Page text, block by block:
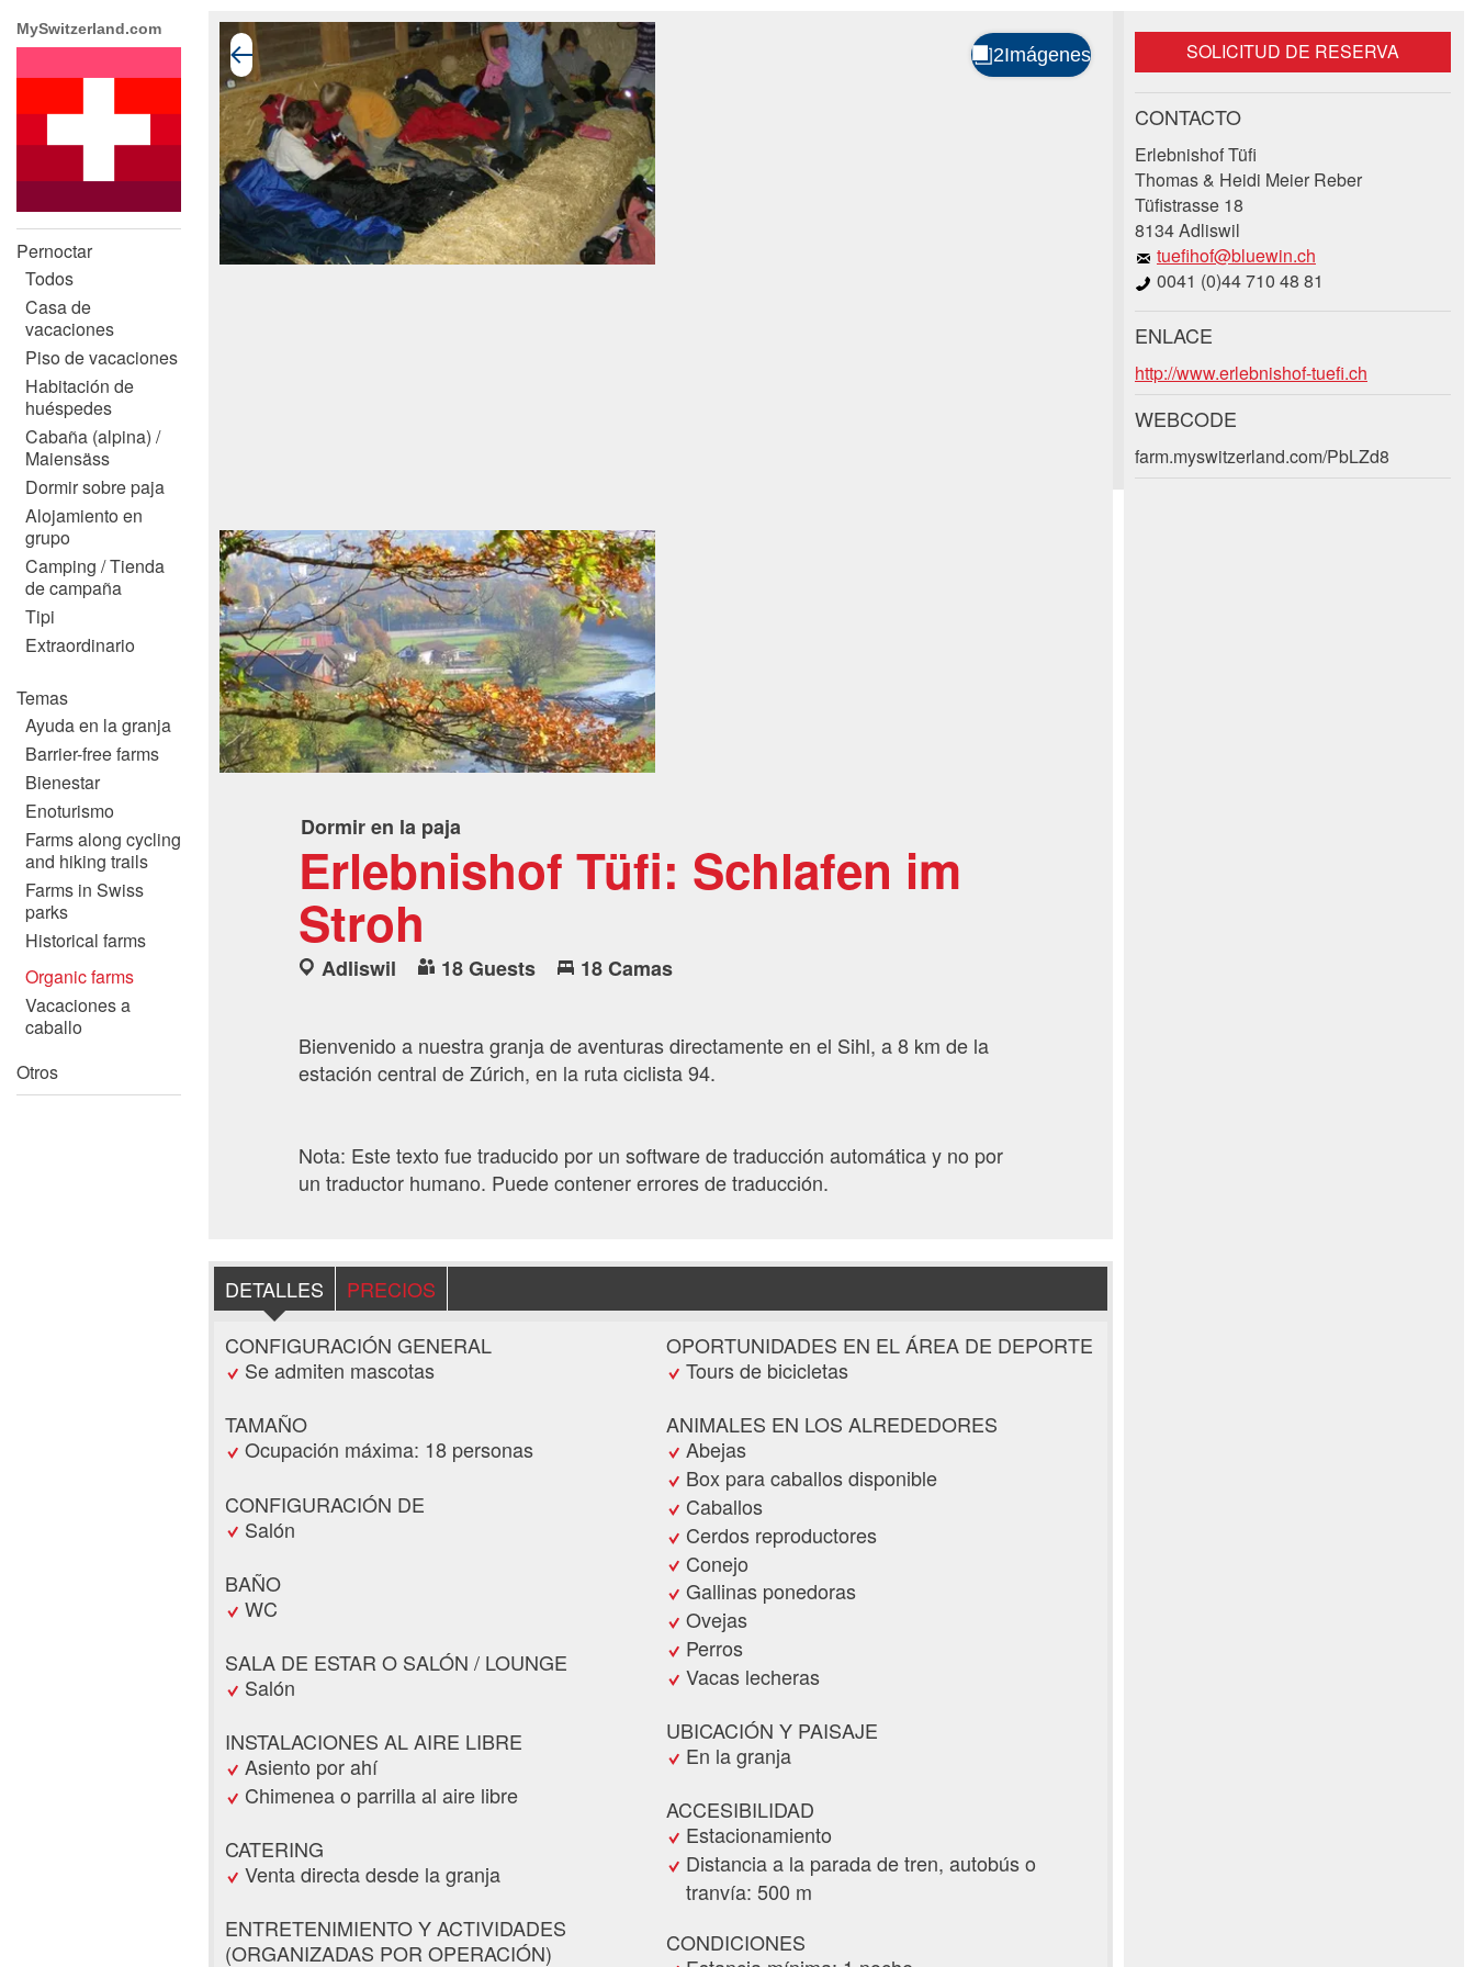
MySwitzerland.com
Pernoctar
Todos
Casa de
vacaciones
Piso de vacaciones
Habitación de
huéspedes
Cabaña (alpina) /
Maiensäss
Dormir sobre paja
Alojamiento en
grupo
Camping / Tienda
de campaña
Tipi
Extraordinario
Temas
Ayuda en la granja
Barrier-free farms
Bienestar
Enoturismo
Farms along cycling
and hiking trails
Farms in Swiss
parks
Historical farms
Organic farms
Vacaciones a
caballo
Otros
Dormir en la paja
Erlebnishof Tüfi: Schlafen im
Stroh
Adliswil 18 Guests 18 Camas
Bienvenido a nuestra granja de aventuras directamente en el Sihl, a 8 km de la
estación central de Zúrich, en la ruta ciclista 94.
Nota: Este texto fue traducido por un software de traducción automática y no por
un traductor humano. Puede contener errores de traducción.
DETALLES
PRECIOS
CONFIGURACIÓN GENERAL
Se admiten mascotas
TAMAÑO
Ocupación máxima: 18 personas
CONFIGURACIÓN DE
Salón
BAÑO
WC
SALA DE ESTAR O SALÓN / LOUNGE
Salón
INSTALACIONES AL AIRE LIBRE
Asiento por ahí
Chimenea o parrilla al aire libre
CATERING
Venta directa desde la granja
ENTRETENIMIENTO Y ACTIVIDADES
(ORGANIZADAS POR OPERACIÓN)
OPORTUNIDADES EN EL ÁREA DE DEPORTE
Tours de bicicletas
ANIMALES EN LOS ALREDEDORES
Abejas
Box para caballos disponible
Caballos
Cerdos reproductores
Conejo
Gallinas ponedoras
Ovejas
Perros
Vacas lecheras
UBICACIÓN Y PAISAJE
En la granja
ACCESIBILIDAD
Estacionamiento
Distancia a la parada de tren, autobús o
tranvía: 500 m
CONDICIONES
SOLICITUD DE RESERVA
CONTACTO
Erlebnishof Tüfi
Thomas & Heidi Meier Reber
Tüfistrasse 18
8134 Adliswil
tuefihof@bluewin.ch
0041 (0)44 710 48 81
ENLACE
http://www.erlebnishof-tuefi.ch
WEBCODE
farm.myswitzerland.com/PbLZd8